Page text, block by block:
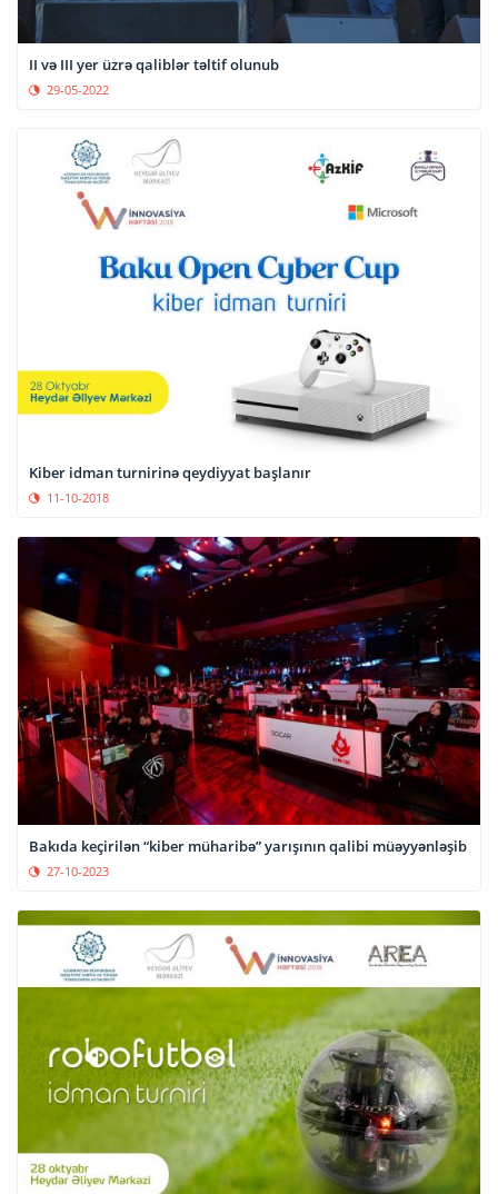
II və III yer üzrə qaliblər təltif olunub
29-05-2022
Kiber idman turnirinə qeydiyyat başlanır
11-10-2018
Bakıda keçirilən “kiber müharibə” yarışının qalibi müəyyənləşib
27-10-2023